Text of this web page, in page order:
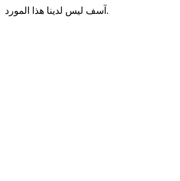
آسف ليس لدينا هذا المورد.